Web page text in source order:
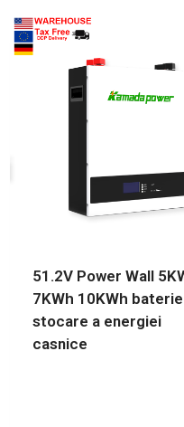
51.2V Power Wall
7KWh 10KWh
stocare a energiei
casnice